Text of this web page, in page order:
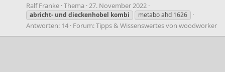
Ralf Franke Thema 27. November 2022
abricht- und dieckenhobel kombi metabo ahd 1626
Antworten: 14 Forum:Tipps & Wissenswertes von woodworker